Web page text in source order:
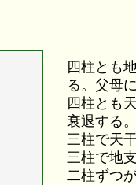
四柱とも
る。父母
四柱とも
衰退する
三柱で天
三柱で地
二柱ずつ